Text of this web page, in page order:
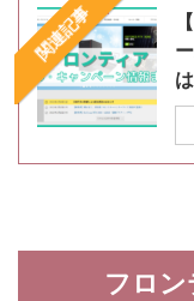
関連記事
フロ